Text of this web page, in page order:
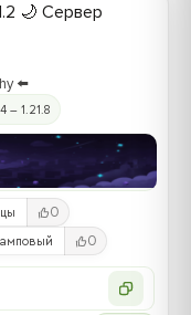
🌙 Сервер
⬅️
– 1.21.8
0
0